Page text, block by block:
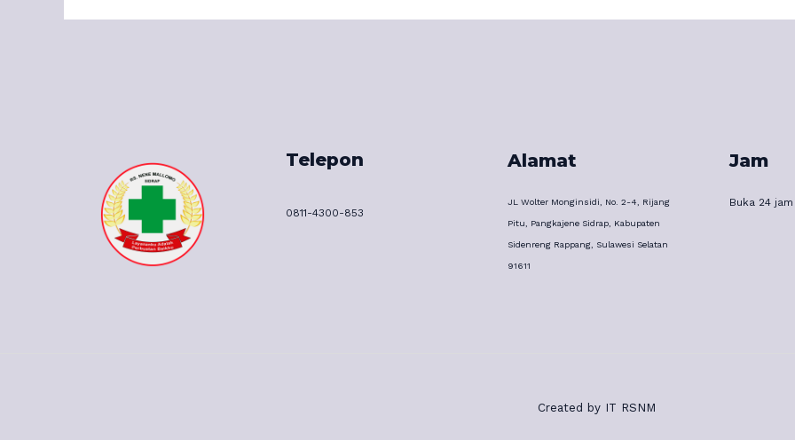
Telepon
0811-4300-853
Alamat
JL Wolter Monginsidi, No. 2-4, Rijang
Pitu, Pangkajene Sidrap, Kabupaten
Sidenreng Rappang, Sulawesi Selatan
91611
Jam
Buka 24 jam
Created by IT RSNM